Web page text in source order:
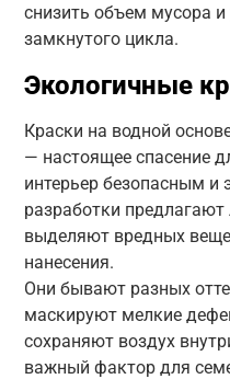
снизить объем мусора
замкнутого цикла.
Экологичные
Краски на водной
— настоящее спасение
интерьер безопасным
разработки
выделяют вредных
нанесения.
Они бывают разных
маскируют мелкие
сохраняют воздух
важный фактор для